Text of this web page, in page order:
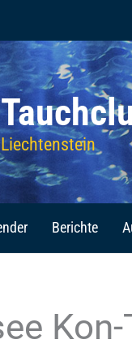
Liechtenstein
Berichte